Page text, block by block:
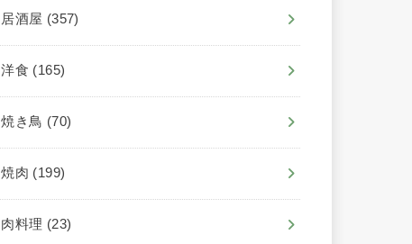
居酒屋 (357)
洋食 (165)
焼き鳥 (70)
焼肉 (199)
肉料理 (23)